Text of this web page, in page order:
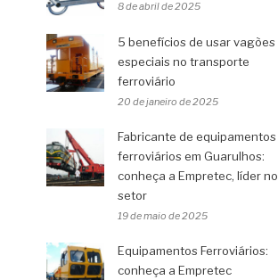
8 de abril de 2025
5 benefícios de usar vagões
especiais no transporte
ferroviário
20 de janeiro de 2025
Fabricante de equipamentos
ferroviários em Guarulhos:
conheça a Empretec, líder no
setor
19 de maio de 2025
Equipamentos Ferroviários:
conheça a Empretec